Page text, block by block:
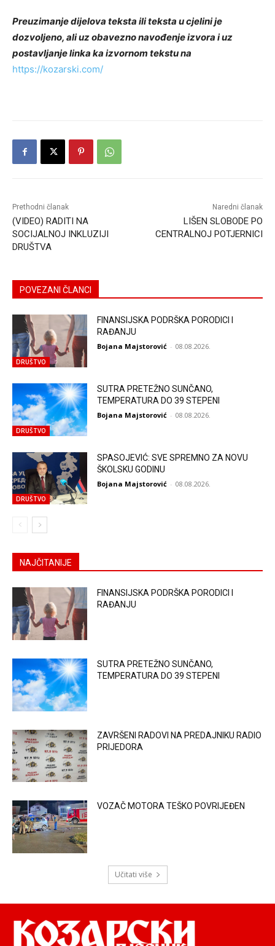
Preuzimanje dijelova teksta ili teksta u cjelini je
dozvoljeno, ali uz obavezno navođenje izvora i uz
postavljanje linka ka izvornom tekstu na
https://kozarski.com/
Prethodni članak
(VIDEO) RADITI NA
SOCIJALNOJ INKLUZIJI
DRUŠTVA
Naredni članak
LIŠEN SLOBODE PO
CENTRALNOJ POTJERNICI
POVEZANI ČLANCI
DRUŠTVO
FINANSIJSKA PODRŠKA PORODICI I
RAĐANJU
Bojana Majstorović - 08.08.2026.
DRUŠTVO
SUTRA PRETEŽNO SUNČANO,
TEMPERATURA DO 39 STEPENI
Bojana Majstorović - 08.08.2026.
DRUŠTVO
SPASOJEVIĆ: SVE SPREMNO ZA NOVU
ŠKOLSKU GODINU
Bojana Majstorović - 08.08.2026.
NAJČITANIJE
FINANSIJSKA PODRŠKA PORODICI I
RAĐANJU
SUTRA PRETEŽNO SUNČANO,
TEMPERATURA DO 39 STEPENI
ZAVRŠENI RADOVI NA PREDAJNIKU RADIO
PRIJEDORA
VOZAČ MOTORA TEŠKO POVRIJEĐEN
Učitati više